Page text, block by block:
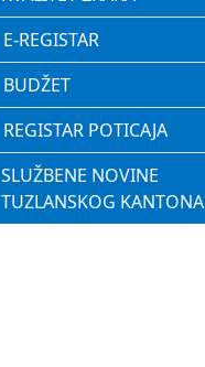
E-REGISTAR
BUDŽET
REGISTAR POTICAJA
SLUŽBENE NOVINE
TUZLANSKOG KANTONA